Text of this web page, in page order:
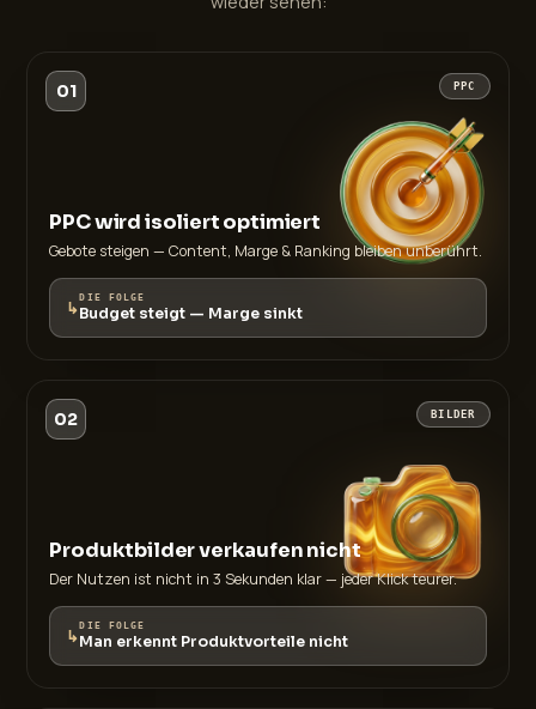
01 PPC
PPC wird isoliert optimiert
Gebote steigen — Content, Marge & Ranking bleiben unberührt.
↳ DIE FOLGE
Budget steigt — Marge sinkt
02 BILDER
Produktbilder verkaufen nicht
Der Nutzen ist nicht in 3 Sekunden klar — jeder Klick teurer.
↳ DIE FOLGE
Man erkennt Produktvorteile nicht